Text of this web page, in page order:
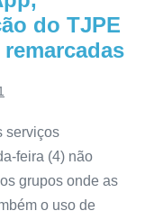
do TJPE
serviços
feira (4) não
grupos onde as
o uso de